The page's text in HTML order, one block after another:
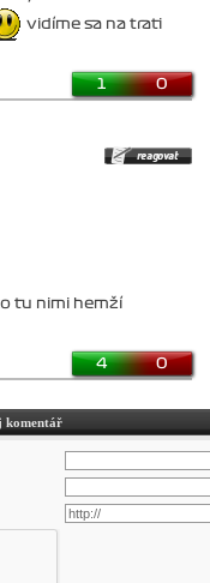
vidíme sa na trati
1 0
tu nimi hemží
4 0
komentář